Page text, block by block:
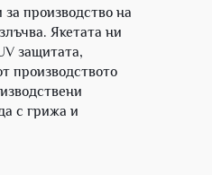
производство на
Якетата ни
защитата,
производството
с грижа и